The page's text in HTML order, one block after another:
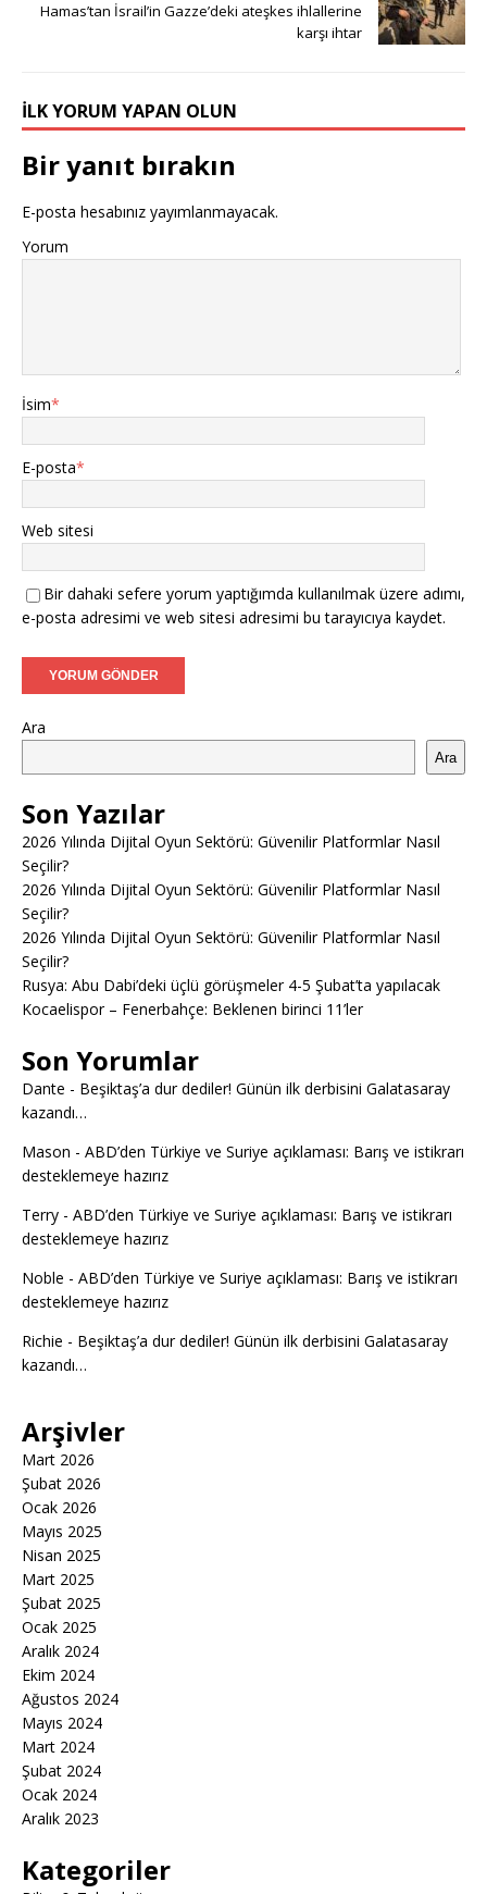
Hamas’tan İsrail’in Gazze’deki ateşkes ihlallerine
karşı ihtar
İLK YORUM YAPAN OLUN
Bir yanıt bırakın
E-posta hesabınız yayımlanmayacak.
Yorum
İsim*
E-posta*
Web sitesi
Bir dahaki sefere yorum yaptığımda kullanılmak üzere adımı,
e-posta adresimi ve web sitesi adresimi bu tarayıcıya kaydet.
Ara
Ara
Son Yazılar
2026 Yılında Dijital Oyun Sektörü: Güvenilir Platformlar Nasıl
Seçilir?
2026 Yılında Dijital Oyun Sektörü: Güvenilir Platformlar Nasıl
Seçilir?
2026 Yılında Dijital Oyun Sektörü: Güvenilir Platformlar Nasıl
Seçilir?
Rusya: Abu Dabi’deki üçlü görüşmeler 4-5 Şubat’ta yapılacak
Kocaelispor – Fenerbahçe: Beklenen birinci 11’ler
Son Yorumlar
Dante - Beşiktaş’a dur dediler! Günün ilk derbisini Galatasaray
kazandı…
Mason - ABD’den Türkiye ve Suriye açıklaması: Barış ve istikrarı
desteklemeye hazırız
Terry - ABD’den Türkiye ve Suriye açıklaması: Barış ve istikrarı
desteklemeye hazırız
Noble - ABD’den Türkiye ve Suriye açıklaması: Barış ve istikrarı
desteklemeye hazırız
Richie - Beşiktaş’a dur dediler! Günün ilk derbisini Galatasaray
kazandı…
Arşivler
Mart 2026
Şubat 2026
Ocak 2026
Mayıs 2025
Nisan 2025
Mart 2025
Şubat 2025
Ocak 2025
Aralık 2024
Ekim 2024
Ağustos 2024
Mayıs 2024
Mart 2024
Şubat 2024
Ocak 2024
Aralık 2023
Kategoriler